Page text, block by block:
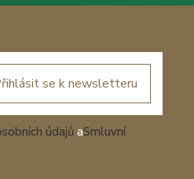
se k newsletteru
údajů aSmluvní